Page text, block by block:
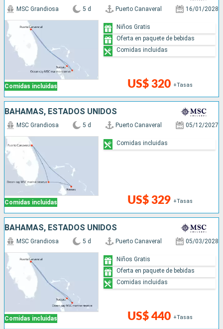
Comidas incluidas
MSC Grandiosa 5 d Puerto Canaveral 16/01/2028
US$ 320 +Tasas
Niños Gratis
Oferta en paquete de bebidas
Comidas incluidas
BAHAMAS, ESTADOS UNIDOS
Comidas incluidas
MSC Grandiosa 5 d Puerto Canaveral 05/12/2027
US$ 329 +Tasas
Comidas incluidas
BAHAMAS, ESTADOS UNIDOS
Comidas incluidas
MSC Grandiosa 5 d Puerto Canaveral 05/03/2028
US$ 440 +Tasas
Niños Gratis
Oferta en paquete de bebidas
Comidas incluidas